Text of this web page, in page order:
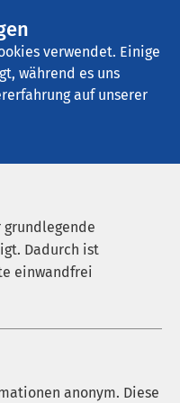
verwendet. Einige
während es uns
auf unserer
grundlegende
Dadurch ist
einwandfrei
anonym. Diese